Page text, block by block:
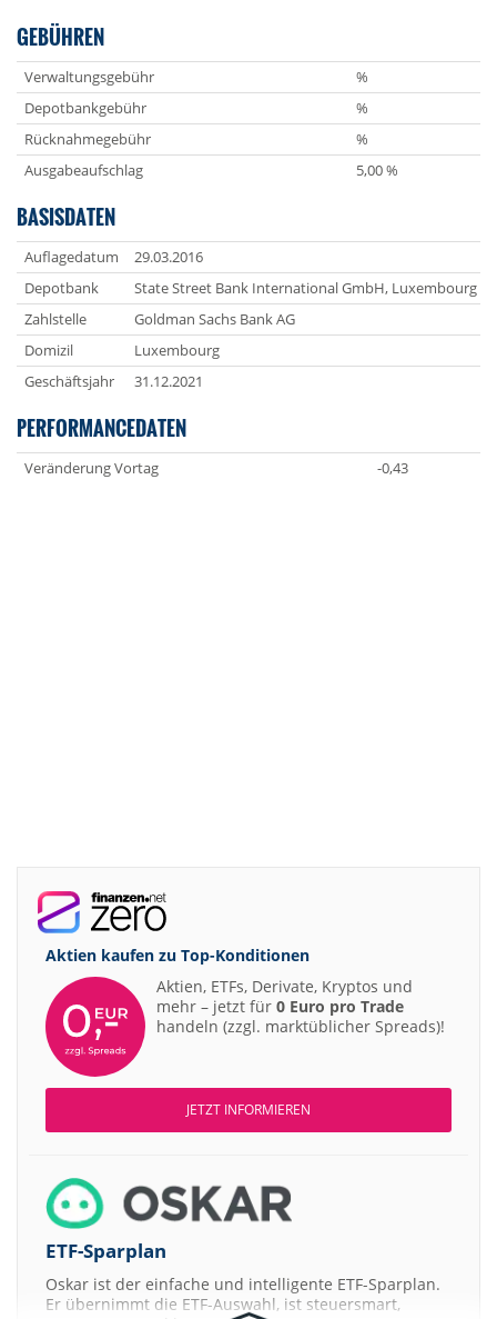
GEBÜHREN
Verwaltungsgebühr
%
Depotbankgebühr
%
Rücknahmegebühr
%
Ausgabeaufschlag
5,00 %
BASISDATEN
Auflagedatum
29.03.2016
Depotbank
State Street Bank International GmbH, Luxembourg
Zahlstelle
Goldman Sachs Bank AG
Domizil
Luxembourg
Geschäftsjahr
31.12.2021
PERFORMANCEDATEN
Veränderung Vortag -0,43
Aktien kaufen zu Top-Konditionen
Aktien, ETFs, Derivate, Kryptos und
mehr – jetzt für 0 Euro pro Trade
handeln (zzgl. marktüblicher Spreads)!
JETZT INFORMIEREN
ETF-Sparplan
Oskar ist der einfache und intelligente ETF-Sparplan.
Er übernimmt die ETF-Auswahl, ist steuersmart,